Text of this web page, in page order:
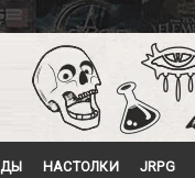
НАСТОЛКИ JRPG